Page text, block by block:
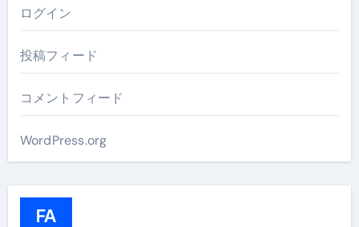
ログイン
投稿フィード
コメントフィード
WordPress.org
FA